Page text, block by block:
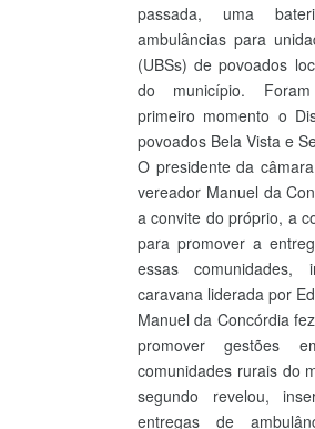
passada, uma
ambulâncias para
(UBSs) de povoados
do município.
primeiro momento o
povoados Bela Vista e
O presidente da
vereador Manuel da
a convite do próprio, a
para promover a
essas comunidades,
caravana liderada por
Manuel da Concórdia
promover gestões
comunidades rurais do
segundo revelou,
entregas de